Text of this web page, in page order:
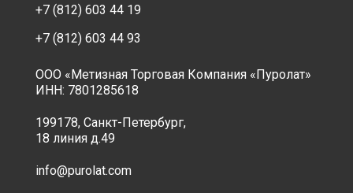
+7 (812) 603 44 19
+7 (812) 603 44 93
ООО «Метизная Торговая Компания «Пуролат»
ИНН: 7801285618
199178, Санкт-Петербург,
18 линия д.49
info@purolat.com